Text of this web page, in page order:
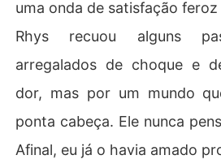
uma onda de satisfação feroz
Rhys recuou alguns
arregalados de choque e
dor, mas por um mundo
ponta cabeça. Ele nunca
Afinal, eu já o havia amado